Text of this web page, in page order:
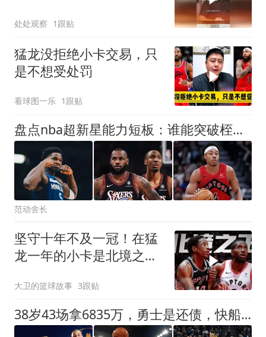
处处观察 1跟贴
猛龙没拒绝小卡交易，只
是不想受处罚
看球图一乐 1跟贴
盘点nba超新星能力短板：谁能突破桎梏，完成自我升级？
范动舍长
坚守十年不及一冠！在猛
龙一年的小卡是北境之
大卫的篮球故事 3跟贴
38岁43场拿6835万，勇士是还债，快船雄鹿是买流量